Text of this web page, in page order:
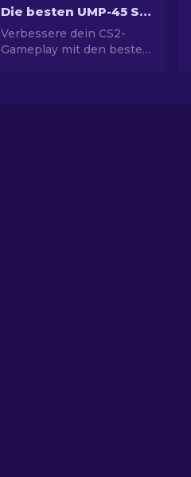
Die besten UMP-45 Skins in CS2 [2026]
Verbessere dein CS2-
Gameplay mit den besten